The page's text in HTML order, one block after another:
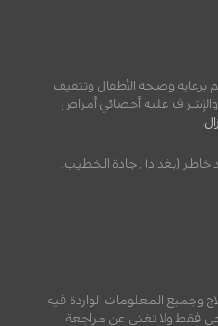
وصحة الأطفال وتثقيف
والإشراف عليه أخصائي أمراض
.
(بغداد) , جادة الخطيب.
وجميع المعلومات الواردة فيه
فقط ولا تغني عن مراجعة